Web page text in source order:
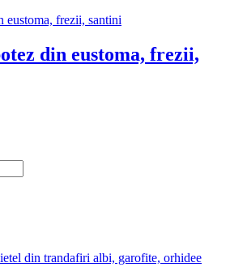
din eustoma, frezii,